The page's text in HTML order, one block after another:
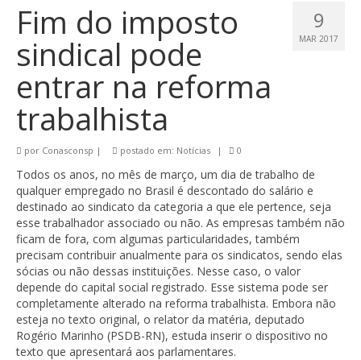
9
MAR 2017
Fim do imposto
sindical pode
entrar na reforma
trabalhista
por Conasconsp | postado em: Notícias | 0
Todos os anos, no mês de março, um dia de trabalho de
qualquer empregado no Brasil é descontado do salário e
destinado ao sindicato da categoria a que ele pertence, seja
esse trabalhador associado ou não. As empresas também não
ficam de fora, com algumas particularidades, também
precisam contribuir anualmente para os sindicatos, sendo elas
sócias ou não dessas instituições. Nesse caso, o valor
depende do capital social registrado. Esse sistema pode ser
completamente alterado na reforma trabalhista. Embora não
esteja no texto original, o relator da matéria, deputado
Rogério Marinho (PSDB-RN), estuda inserir o dispositivo no
texto que apresentará aos parlamentares.